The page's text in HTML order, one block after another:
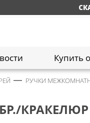
Купить
РУЧКИ
КРАКЕЛЮР